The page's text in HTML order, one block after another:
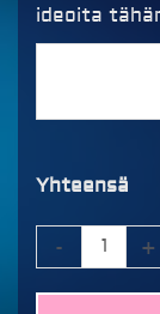
ideoita
Yhteensä
- +